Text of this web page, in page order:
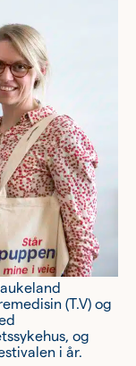
(T.V) og
og
i år.